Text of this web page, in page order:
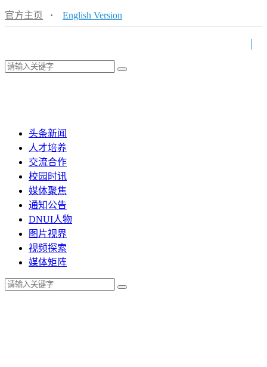
官方主页 · English Version
头条新闻
人才培养
交流合作
校园时讯
媒体聚焦
通知公告
DNUI人物
图片视界
视频探索
媒体矩阵